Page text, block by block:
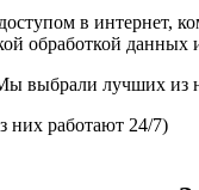
в
обработкой данных
выбрали лучших из
них работают 24/7)